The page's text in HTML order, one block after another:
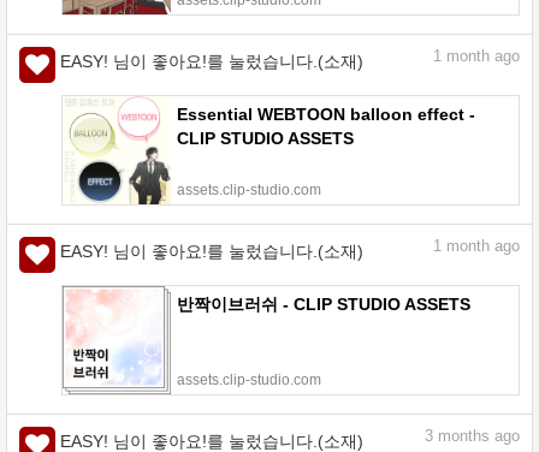
EASY! 님이 좋아요!를 눌렀습니다.(소재) 1 month ago
Essential WEBTOON balloon effect -
CLIP STUDIO ASSETS
assets.clip-studio.com
EASY! 님이 좋아요!를 눌렀습니다.(소재) 1 month ago
반짝이브러쉬 - CLIP STUDIO ASSETS
assets.clip-studio.com
EASY! 님이 좋아요!를 눌렀습니다.(소재) 3 months ago